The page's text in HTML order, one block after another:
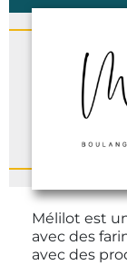
Mélilot est
avec des
avec des